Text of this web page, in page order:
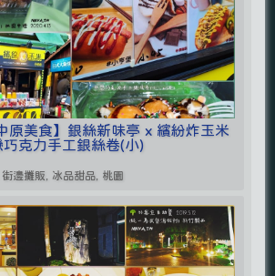
美食】銀絲新味亭 x 繽紛炸玉米
克力手工銀絲卷(小)
邊攤販, 冰品甜品, 桃園